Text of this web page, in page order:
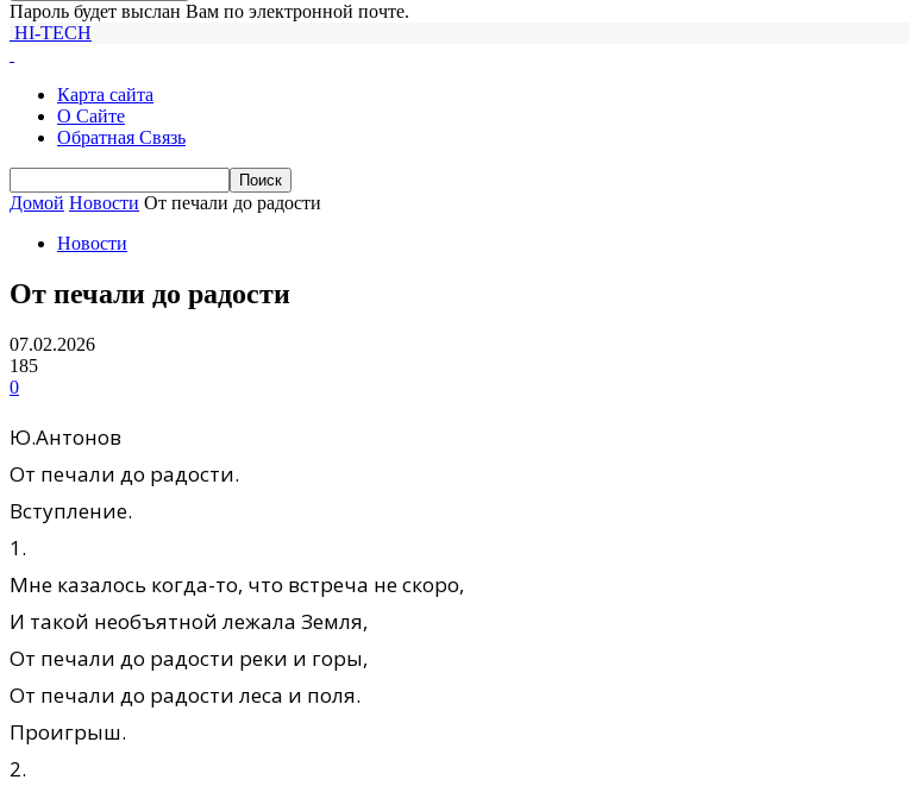
Пароль будет выслан Вам по электронной почте.
HI-TECH
Карта сайта
О Сайте
Обратная Связь
Домой Новости От печали до радости
Новости
От печали до радости
07.02.2026
185
0
Ю.Антонов
От печали до радости.
Вступление.
1.
Мне казалось когда-то, что встреча не скоро,
И такой необъятной лежала Земля,
От печали до радости реки и горы,
От печали до радости леса и поля.
Проигрыш.
2.